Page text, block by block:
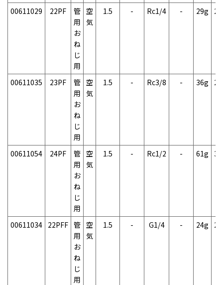
00611029 22PF
管
用
お
ね
じ
用
空
気
1.5 - Rc1/4 - 29g
00611035 23PF
管
用
お
ね
じ
用
空
気
1.5 - Rc3/8 - 36g
00611054 24PF
管
用
お
ね
じ
用
空
気
1.5 - Rc1/2 - 61g
00611034 22PFF 管
用
お
ね
じ
用
空
気
1.5 - G1/4 - 24g